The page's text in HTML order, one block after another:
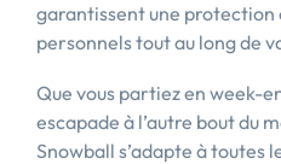
garantissent une
personnels tout au long de
Que vous partiez en week-
escapade à l’autre bout du
Snowball s’adapte à toutes